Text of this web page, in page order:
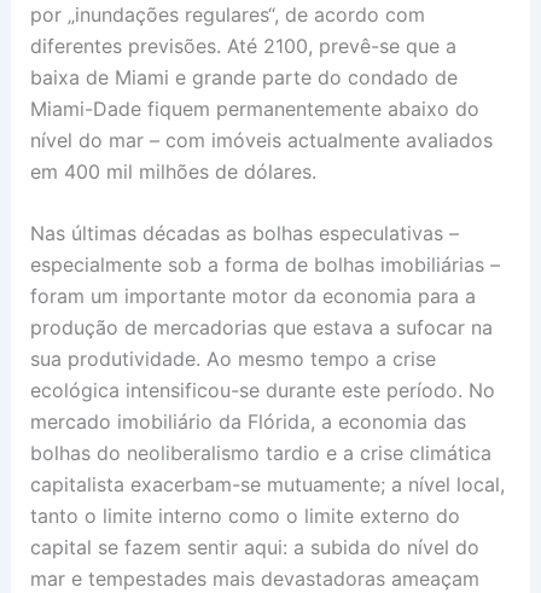
por „inundações regulares“, de acordo com
diferentes previsões. Até 2100, prevê-se que a
baixa de Miami e grande parte do condado de
Miami-Dade fiquem permanentemente abaixo do
nível do mar – com imóveis actualmente avaliados
em 400 mil milhões de dólares.
Nas últimas décadas as bolhas especulativas –
especialmente sob a forma de bolhas imobiliárias –
foram um importante motor da economia para a
produção de mercadorias que estava a sufocar na
sua produtividade. Ao mesmo tempo a crise
ecológica intensificou-se durante este período. No
mercado imobiliário da Flórida, a economia das
bolhas do neoliberalismo tardio e a crise climática
capitalista exacerbam-se mutuamente; a nível local,
tanto o limite interno como o limite externo do
capital se fazem sentir aqui: a subida do nível do
mar e tempestades mais devastadoras ameaçam